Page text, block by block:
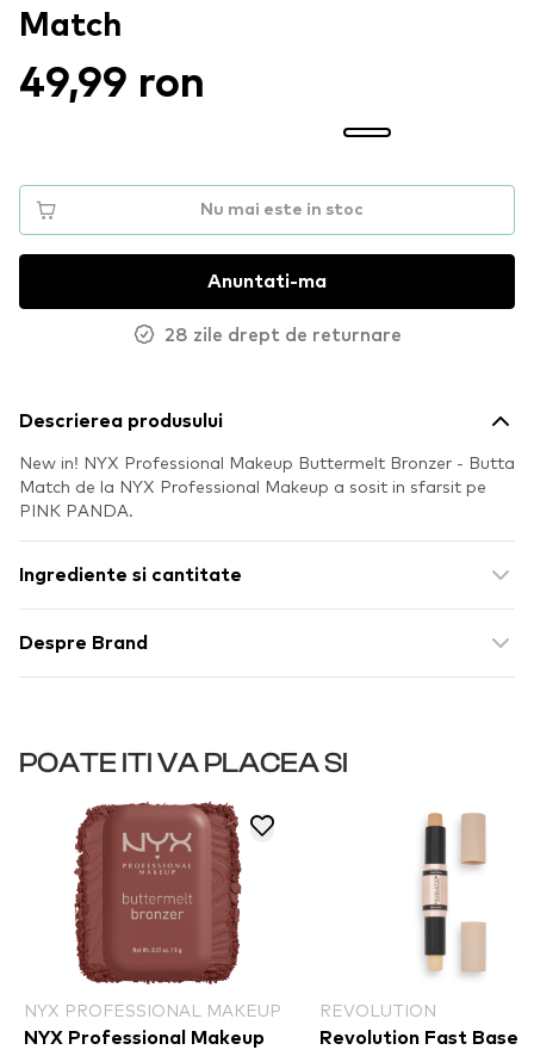
Match
49,99 ron
Nu mai este in stoc
Anuntati-ma
28 zile drept de returnare
Descrierea produsului
New in! NYX Professional Makeup Buttermelt Bronzer - Butta
Match de la NYX Professional Makeup a sosit in sfarsit pe
PINK PANDA.
Ingrediente si cantitate
Despre Brand
POATE ITI VA PLACEA SI
NYX PROFESSIONAL MAKEUP
NYX Professional Makeup
REVOLUTION
Revolution Fast Base